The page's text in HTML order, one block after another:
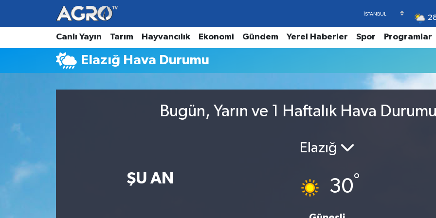
Canlı Yayın Tarım Hayvancılık Ekonomi Gündem Yerel Haberler Spor Programlar
Elazığ Hava Durumu
Bugün, Yarın ve 1 Haftalık Hava
ŞU AN
Elazığ
30°
Hava Durumu
Trafik Durumu
Haber Arşivi